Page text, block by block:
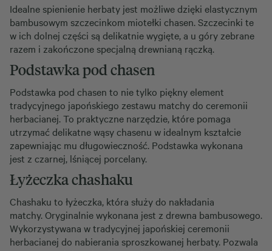
Idealne spienienie herbaty jest możliwe dzięki elastycznym
bambusowym szczecinkom miotełki chasen. Szczecinki te
w ich dolnej części są delikatnie wygięte, a u góry zebrane
razem i zakończone specjalną drewnianą rączką.
Podstawka pod chasen
Podstawka pod chasen to nie tylko piękny element
tradycyjnego japońskiego zestawu matchy do ceremonii
herbacianej. To praktyczne narzędzie, które pomaga
utrzymać delikatne wąsy chasenu w idealnym kształcie
zapewniając mu długowieczność. Podstawka wykonana
jest z czarnej, lśniącej porcelany.
Łyżeczka chashaku
Chashaku to łyżeczka, która służy do nakładania
matchy. Oryginalnie wykonana jest z drewna bambusowego.
Wykorzystywana w tradycyjnej japońskiej ceremonii
herbacianej do nabierania sproszkowanej herbaty. Pozwala